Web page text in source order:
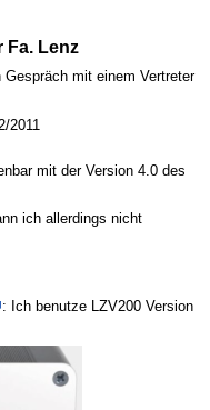
Fa. Lenz
Gespräch mit einem Vertreter
2011
mit der Version 4.0 des
ich allerdings nicht
: Ich benutze LZV200 Version